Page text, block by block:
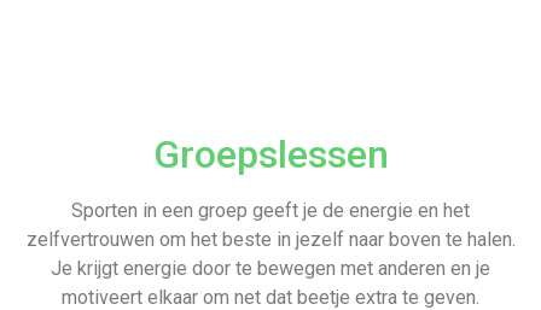
Groepslessen
Sporten in een groep geeft je de energie en het
zelfvertrouwen om het beste in jezelf naar boven te halen.
Je krijgt energie door te bewegen met anderen en je
motiveert elkaar om net dat beetje extra te geven.